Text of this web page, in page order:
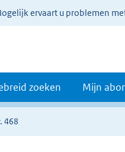
ervaart u problemen
zoeken Mijn
468